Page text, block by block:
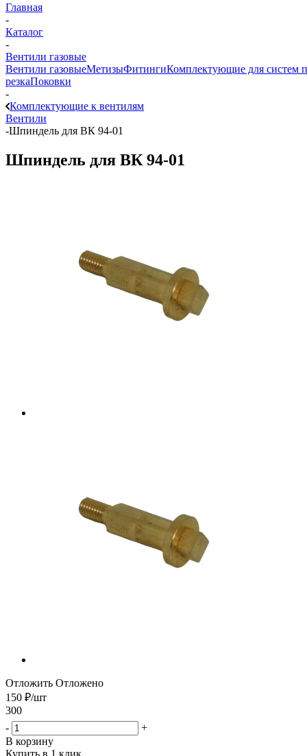
Главная
-
Каталог
-
Вентили газовые
Вентили газовыеМетизыФитингиКомплектующие для систем
резкаПоковки
-
Комплектующие к вентилям
Вентили
-Шпиндель для ВК 94-01
Шпиндель для ВК 94-01
Отложить Отложено
150 ₽/шт
300
-
+
В корзину
Купить в 1 клик